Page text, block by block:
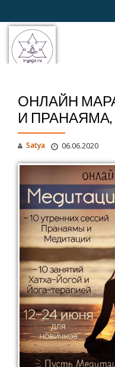
Перейти
содержимому
ОНЛАЙН
И ПРАНАЯМА,
Satya 06.06.2020